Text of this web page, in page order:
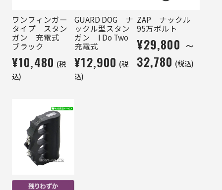
ワンフィンガー
タイプ スタン
ガン 充電式
ブラック
¥10,480 (税
込)
GUARD DOG ナ
ックル型スタン
ガン I Do Two
充電式
¥12,900 (税
込)
ZAP ナックル
95万ボルト
¥29,800 ～
32,780 (税込)